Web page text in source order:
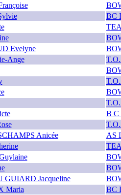
BC
Evelyne
Ange
B C
Anicée
AS
Jacqueline
Maria
BC